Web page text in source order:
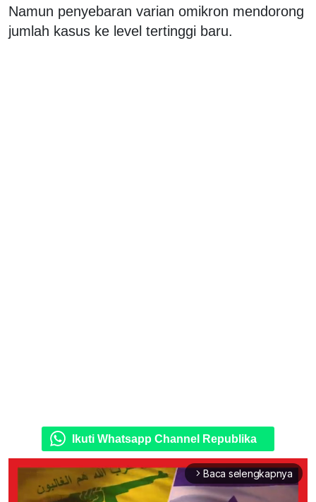
Namun penyebaran varian omikron mendorong
jumlah kasus ke level tertinggi baru.
Ikuti Whatsapp Channel Republika
arrow_forward_ios Baca selengkapnya